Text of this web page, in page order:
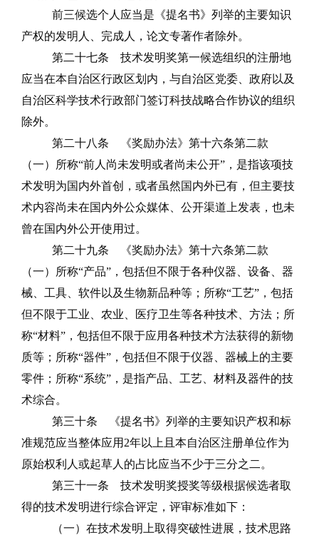
前三候选个人应当是《提名书》列举的主要知识
产权的发明人、完成人，论文专著作者除外。
第二十七条
技术发明奖第一候选组织的注册地
应当在本自治区行政区划内，与自治区党委、政府以及
自治区科学技术行政部门签订科技战略合作协议的组织
除外。
第二十八条
《奖励办法》第十六条第二款
（一）所称“前人尚未发明或者尚未公开”，是指该项技
术发明为国内外首创，或者虽然国内外已有，但主要技
术内容尚未在国内外公众媒体、公开渠道上发表，也未
曾在国内外公开使用过。
第二十九条
《奖励办法》第十六条第二款
（一）所称“产品”，包括但不限于各种仪器、设备、器
械、工具、软件以及生物新品种等；所称“工艺”，包括
但不限于工业、农业、医疗卫生等各种技术、方法；所
称“材料”，包括但不限于应用各种技术方法获得的新物
质等；所称“器件”，包括但不限于仪器、器械上的主要
零件；所称“系统”，是指产品、工艺、材料及器件的技
术综合。
第三十条
《提名书》列举的主要知识产权和标
准规范应当整体应用 2年以上且本自治区注册单位作为
原始权利人或起草人的占比应当不少于三分之二。
第三十一条
技术发明奖授奖等级根据候选者取
得的技术发明进行综合评定，评审标准如下：
（一）在技术发明上取得突破性进展，技术思路